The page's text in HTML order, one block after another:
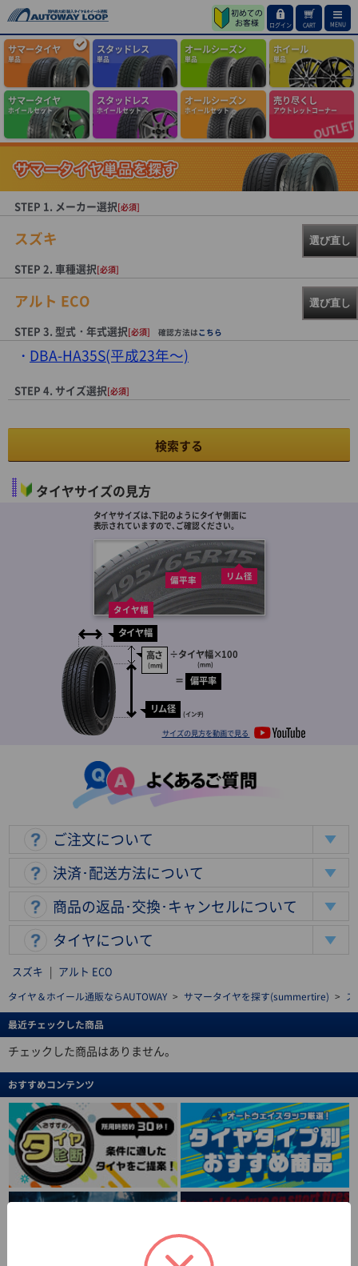
ログイン CART MENU
サマータイヤ
単品
スタッドレス
単品
オールシーズン
単品
ホイール
単品
サマータイヤ
ホイールセット
スタッドレス
ホイールセット
オールシーズン
ホイールセット
売り尽くし
アウトレットコーナー
STEP 1. メーカー選択[必須]
スズキ 選び直し
STEP 2. 車種選択[必須]
アルト ECO 選び直し
STEP 3. 型式・年式選択[必須] 確認方法はこちら
DBA-HA35S(平成23年～)
STEP 4. サイズ選択[必須]
検索する
タイヤサイズの見方
タイヤサイズは､下記のようにタイヤ側面に
表示されていますので､ご確認ください。
タイヤ幅
偏平率 リム径
タイヤ幅
高さ
(mm)
÷タイヤ幅
(mm)
×100
＝ 偏平率
リム径 (インチ)
サイズの見方を動画で見る
ご注文について
決済･配送方法について
商品の返品･交換･キャンセルについて
タイヤについて
スズキ | アルト ECO
タイヤ＆ホイール通販ならAUTOWAY > サマータイヤを探す(summertire) >
最近チェックした商品
チェックした商品はありません。
おすすめコンテンツ